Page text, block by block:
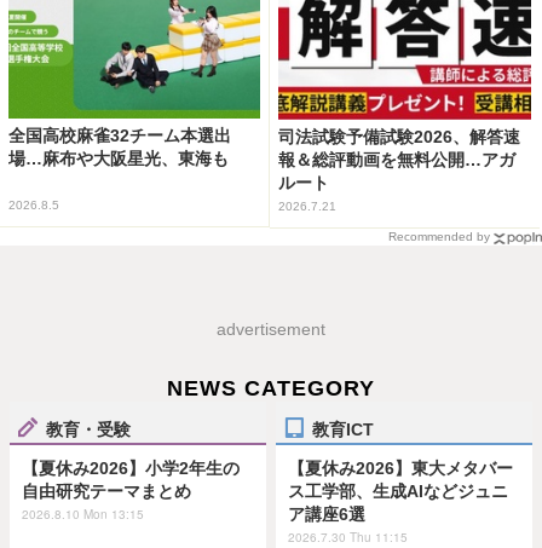
全国高校麻雀32チーム本選出
場…麻布や大阪星光、東海も
2026.8.5
司法試験予備試験2026、解答速
報＆総評動画を無料公開…アガ
ルート
2026.7.21
Recommended by
advertisement
NEWS CATEGORY
教育・受験
【夏休み2026】小学2年生の
自由研究テーマまとめ
2026.8.10 Mon 13:15
教育ICT
【夏休み2026】東大メタバー
ス工学部、生成AIなどジュニ
ア講座6選
2026.7.30 Thu 11:15